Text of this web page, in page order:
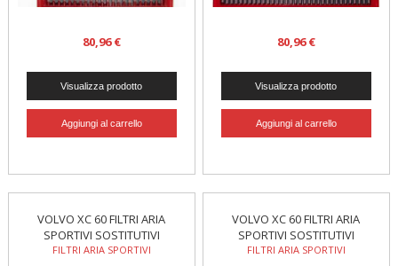
80,96 € 80,96 €
VOLVO XC 60 FILTRI ARIA
SPORTIVI SOSTITUTIVI
FILTRI ARIA SPORTIVI
VOLVO XC 60 FILTRI ARIA
SPORTIVI SOSTITUTIVI
FILTRI ARIA SPORTIVI